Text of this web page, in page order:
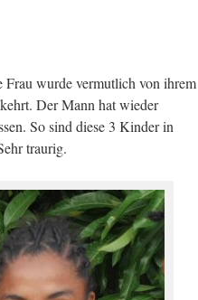
Frau wurde vermutlich von ihrem
Der Mann hat wieder
So sind diese 3 Kinder in
traurig.